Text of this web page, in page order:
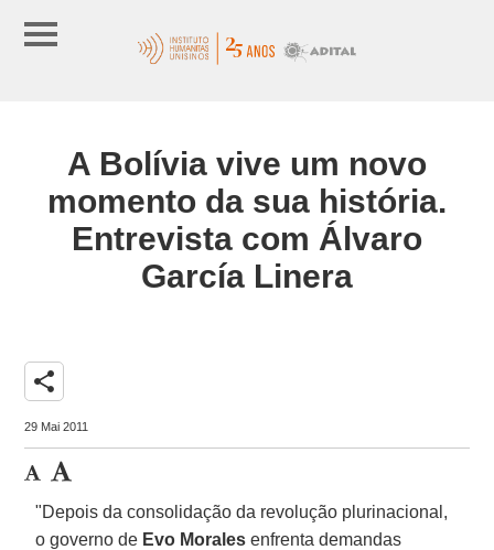
A Bolívia vive um novo
momento da sua história.
Entrevista com Álvaro
García Linera
share
29 Mai 2011
"Depois da consolidação da revolução plurinacional,
o governo de Evo Morales enfrenta demandas